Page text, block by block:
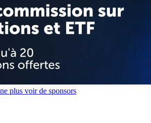
plus voir de sponsors